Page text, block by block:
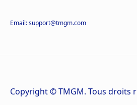
Email: support@tmgm.com
Copyright © TMGM. Tous droits